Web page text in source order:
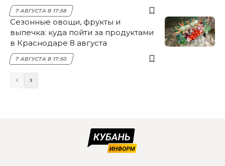
7 АВГУСТА В 17:58
Сезонные овощи, фрукты и
выпечка: куда пойти за продуктами
в Краснодаре 8 августа
7 АВГУСТА В 17:50